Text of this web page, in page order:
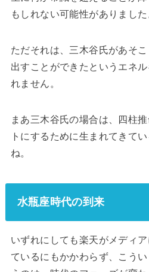
もしれない可能性がありました
ただそれは、三木谷氏があそ
出すことができたというエネ
れません。
まあ三木谷氏の場合は、四柱
トにするために生まれてきて
ね。
水瓶座時代の到来
いずれにしても楽天がメディ
ているにもかかわらず、こう